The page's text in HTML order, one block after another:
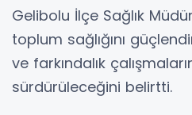
Gelibolu İlçe Sağlık
toplum sağlığını
ve farkındalık
sürdürüleceğini belirtti.